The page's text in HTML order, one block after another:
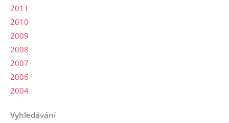
2011
2010
2009
2008
2007
2006
2004
Vyhledávání